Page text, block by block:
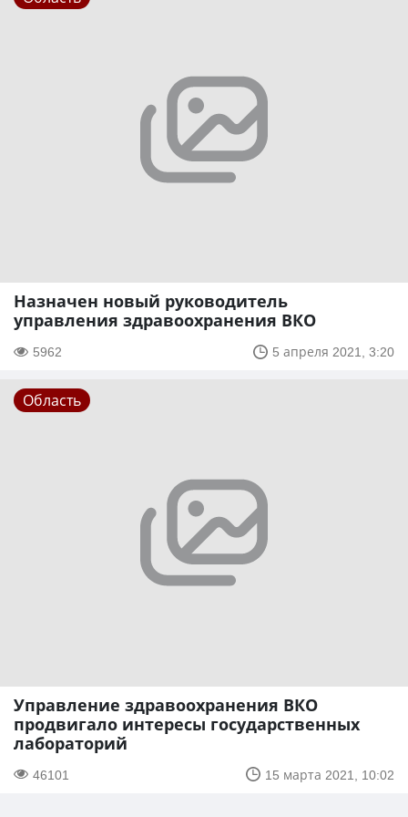
Назначен новый руководитель
управления здравоохранения ВКО
5962 5 апреля 2021, 3:20
Область
Управление здравоохранения ВКО
продвигало интересы государственных
лабораторий
46101 15 марта 2021, 10:02